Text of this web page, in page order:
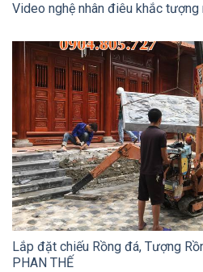
Video nghệ nhân điêu khắc
Lắp đặt chiếu Rồng đá, Tượng
PHAN THẾ